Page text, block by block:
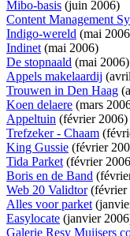
Mibo-basis (juin 2006)
Content Management
Indigo-wereld (mai
Indinet(mai 2006)
De stopnaald (mai 2006)
Appels makelaardij
Trouwen in Den Haag
Koen delaere (mars
Appeltuin (février 2006)
Trefzeker - Chaam
King Gussie (février
Tida Parket(février
Boris en de Band
Web 20 Validtor(février
Alles voor parket
Easylocate (janvier
Galerie Resy Muijsers